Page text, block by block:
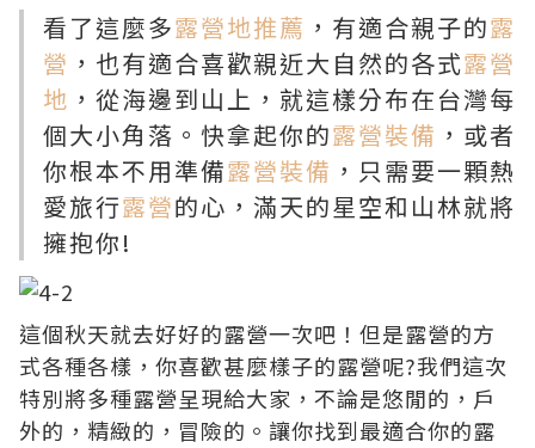
看了這麼多露營地推薦 ，有適合親子的露
營 ，也有適合喜歡親近大自然的各式露營
地 ，從海邊到山上，就這樣分布在台灣每
個大小角落。快拿起你的露營裝備 ，或者
你根本不用準備露營裝備 ，只需要一顆熱
愛旅行露營的心，滿天的星空和山林就將
擁抱你!
這個秋天就去好好的露營一次吧！但是露營的方
式各種各樣，你喜歡甚麼樣子的露營呢?我們這次
特別將多種露營呈現給大家，不論是悠閒的，戶
外的，精緻的，冒險的。讓你找到最適合你的露